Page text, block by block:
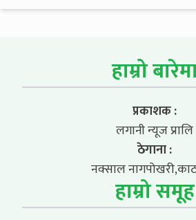
हाम्रो
प्रकाशक :
लगानी न्यूज प्रालि
ठेगाना :
नक्साल
हाम्रो समूह